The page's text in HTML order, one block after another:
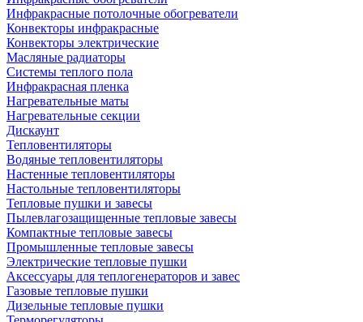
Инфракрасные потолочные обогреватели
Конвекторы инфракрасные
Конвекторы электрические
Масляные радиаторы
Системы теплого пола
Инфракрасная пленка
Нагревательные маты
Нагревательные секции
Дискаунт
Тепловентиляторы
Водяные тепловентиляторы
Настенные тепловентиляторы
Настольные тепловентиляторы
Тепловые пушки и завесы
Пылевлагозащищенные тепловые завесы
Компактные тепловые завесы
Промышленные тепловые завесы
Электрические тепловые пушки
Аксессуары для теплогенераторов и завес
Газовые тепловые пушки
Дизельные тепловые пушки